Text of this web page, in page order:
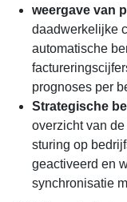
weergave van
daadwerkelijke
automatische
prognoses per
Strategische
overzicht van
sturing op
geactiveerd en
synchronisatie